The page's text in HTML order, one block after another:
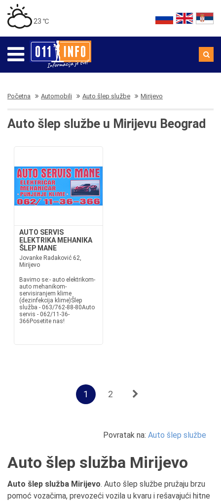
23 ℃
Početna Automobili Auto šlep službe Mirijevo
Auto šlep službe u Mirijevu Beograd
AUTO SERVIS
ELEKTRIKA MEHANIKA
ŠLEP MANE
Jovanke Radaković 62,
Mirijevo
Bavimo se:- auto elektrikom-
auto mehanikom-
servisiranjem klime
(dezinfekcija klime)Šlep
služba - 063/762-88-80Auto
servis - 062/11-36-
366Posetite nas!
1 2
Povratak na: Auto šlep službe
Auto šlep služba Mirijevo
Auto šlep služba Mirijevo. Auto šlep službe pružaju brzu
pomoć vozačima, prevozeći vozila u kvaru i rešavajući hitne